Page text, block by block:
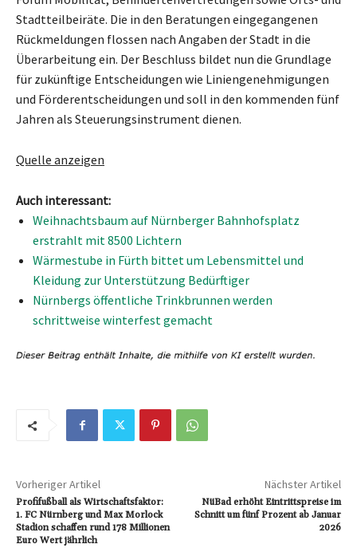
Stadtteilbeiräte. Die in den Beratungen eingegangenen
Rückmeldungen flossen nach Angaben der Stadt in die
Überarbeitung ein. Der Beschluss bildet nun die Grundlage
für zukünftige Entscheidungen wie Liniengenehmigungen
und Förderentscheidungen und soll in den kommenden fünf
Jahren als Steuerungsinstrument dienen.
Quelle anzeigen
Auch interessant:
Weihnachtsbaum auf Nürnberger Bahnhofsplatz
erstrahlt mit 8500 Lichtern
Wärmestube in Fürth bittet um Lebensmittel und
Kleidung zur Unterstützung Bedürftiger
Nürnbergs öffentliche Trinkbrunnen werden
schrittweise winterfest gemacht
Vorheriger Artikel
Profifußball als Wirtschaftsfaktor:
1. FC Nürnberg und Max Morlock
Stadion schaffen rund 178 Millionen
Euro Wert jährlich
Nächster Artikel
NüBad erhöht Eintrittspreise im
Schnitt um fünf Prozent ab Januar
2026